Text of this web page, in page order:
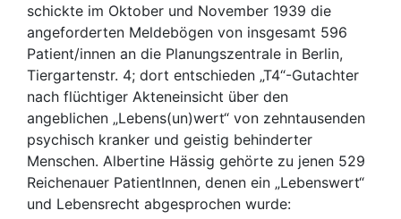
schickte im Oktober und November 1939 die
angeforderten Meldebögen von insgesamt 596
Patient/innen an die Planungszentrale in Berlin,
Tiergartenstr. 4; dort entschieden „T4“-Gutachter
nach flüchtiger Akteneinsicht über den
angeblichen „Lebens(un)wert“ von zehntausenden
psychisch kranker und geistig behinderter
Menschen. Albertine Hässig gehörte zu jenen 529
Reichenauer PatientInnen, denen ein „Lebenswert“
und Lebensrecht abgesprochen wurde: